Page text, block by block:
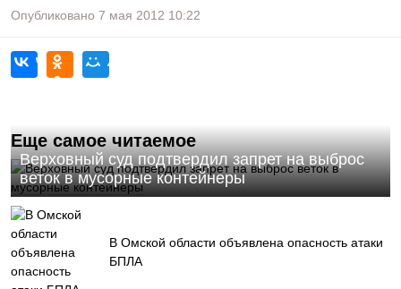
Опубликовано 7 мая 2012 10:22
Еще самое читаемое
Верховный суд подтвердил запрет на выброс
веток в мусорные контейнеры
В Омской области объявлена опасность атаки
БПЛА